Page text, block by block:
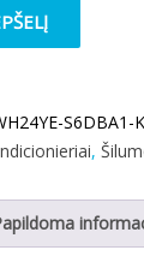
S6DBA1-
,